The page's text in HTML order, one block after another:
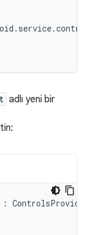
adlı yeni bir
: